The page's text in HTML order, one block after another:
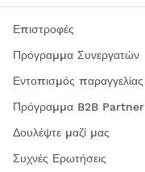
Επιστροφές
Πρόγραμμα Συνεργατών
Εντοπισμός παραγγελίας
Πρόγραμμα B2B Partner
Δουλέψτε μαζί μας
Συχνές Ερωτήσεις